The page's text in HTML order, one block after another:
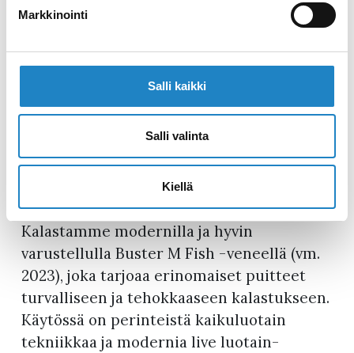
Markkinointi
Salli kaikki
Salli valinta
Kiellä
vuoden kokemuksella varustettu
lähteminen on elämäntapa. Veneessä
kertyy vuosittain yli 500 tuntia ja jokainen
reissu tehdään pilke silmäkulmassa, mutta
ammattitaidolla. Ville ei pelkästään vie
rennossa ilmapiirissä.
Kalastamme modernilla ja hyvin
varustellulla Buster M Fish -veneellä (vm.
2023), joka tarjoaa erinomaiset puitteet
turvalliseen ja tehokkaaseen kalastukseen.
Käytössä on perinteistä kaikuluotain
tekniikkaa ja modernia live luotain-